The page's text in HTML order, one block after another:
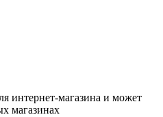
интернет-магазина и может
магазинах